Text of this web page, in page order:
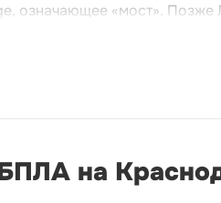
означающее «мост». Позже
на